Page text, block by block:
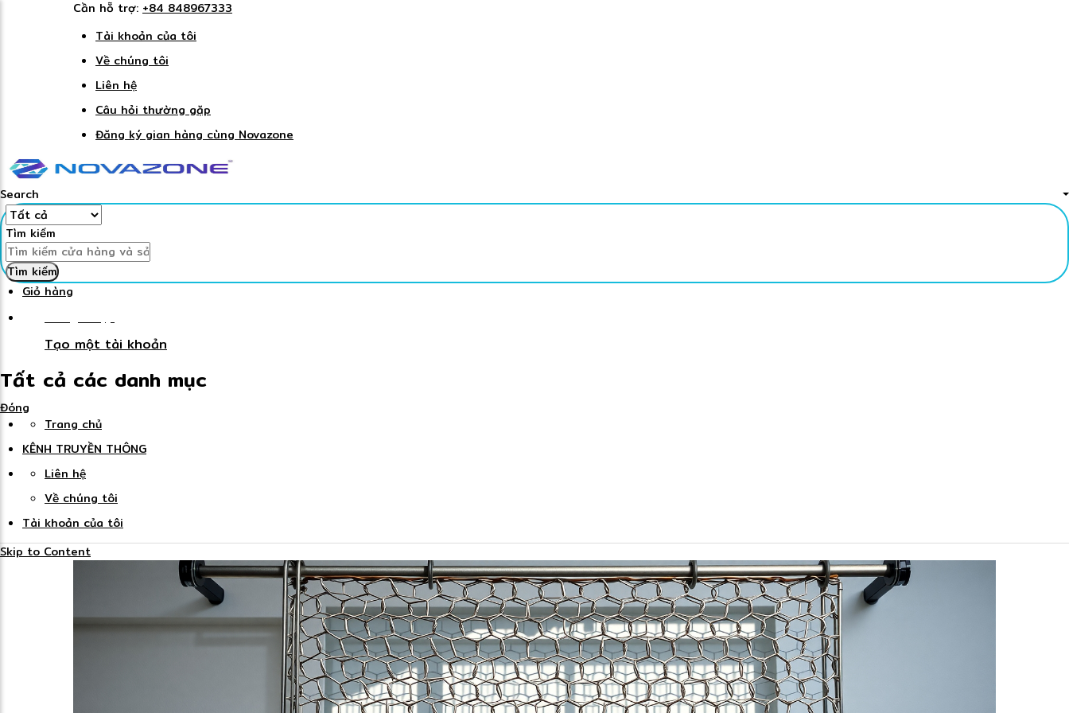
Cần hỗ trợ: +84 848967333
Tài khoản của tôi
Về chúng tôi
Liên hệ
Câu hỏi thường gặp
Đăng ký gian hàng cùng Novazone
Search
Tìm kiếm
Tìm kiếm
Giỏ hàng
Đăng nhập
Tạo một tài khoản
Tất cả các danh mục
Đóng
Trang chủ
KÊNH TRUYỀN THÔNG
Liên hệ
Về chúng tôi
Tài khoản của tôi
Skip to Content